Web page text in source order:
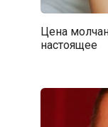
Цена
настоящее